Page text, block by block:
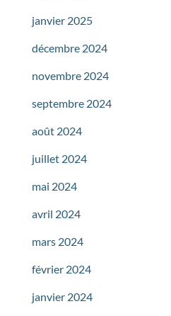
janvier 2025
décembre 2024
novembre 2024
septembre 2024
août 2024
juillet 2024
mai 2024
avril 2024
mars 2024
février 2024
janvier 2024